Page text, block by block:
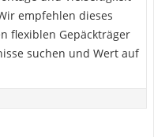
empfehlen dieses
flexiblen Gepäckträger
suchen und Wert auf